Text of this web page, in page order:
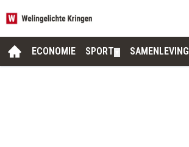
ECONOMIE SPORT SAMENLEVING